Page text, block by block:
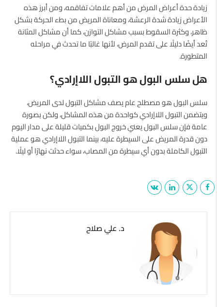
زيادة حدة أعراض المرض من أهم علامات تفاقمه، ومن أبرز هذه
الأعراض زيادة شدة الرعشة، ومعاناة المريض من بطء الحركة بشكل
ظاهر، وكثرة السقوط بسبب مشاكل التوازن، كما أن مشاكل المثانة
تُعد أيضًا دليلًا على تقدم المرض، لأنها غالبًا ما تحدث في مراحله
المتطورة.
هل سلس البول هو التبول اللاإرادي؟
سلس البول هو مصطلح عام يصف مشاكل التبول لدى المريض،
ويتضمن التبول اللاإرادي كواحدة من هذه المشاكل، ولكن بصورة
عامة فإن سلس البول يعني خروج البول بكميات قليلة على مدار اليوم
دون قدرة المريض على السيطرة عليه، بينما التبول اللاإرادي هو عملية
التبول الكاملة بدون أي سيطرة من المصاب، سواء حدثت نهارًا أو ليلًا.
د. علي صلاح